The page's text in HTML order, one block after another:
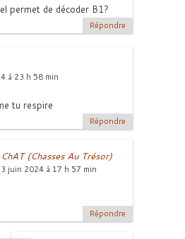
permet de décoder B1?
Répondre
à 23 h 58 min
tu respire
Répondre
ChAT (Chasses Au Trésor)
3 juin 2024 à 17 h 57 min
Répondre